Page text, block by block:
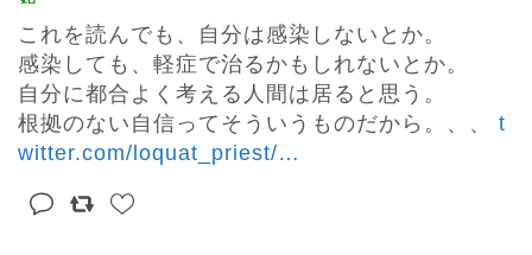
これを読んでも、自分は感染しないとか。
感染しても、軽症で治るかもしれないとか。
自分に都合よく考える人間は居ると思う。
根拠のない自信ってそういうものだから。、、 t
witter.com/loquat_priest/…